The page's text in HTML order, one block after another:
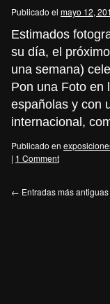
Publicado el mayo 12,
Estimados
su día, el
una semana)
Pon una Foto en
españolas y con
internacional,
Publicado en
| 1 Comment
← Entradas más antiguas